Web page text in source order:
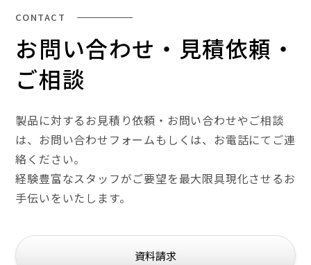
CONTACT
お問い合わせ・見積依頼・
ご相談
製品に対するお見積り依頼・お問い合わせやご相談
は、 お問い合わせフォームもしくは、お電話にてご連
絡ください。
経験豊富なスタッフがご要望を最大限具現化させるお
手伝いをいたします。
資料請求